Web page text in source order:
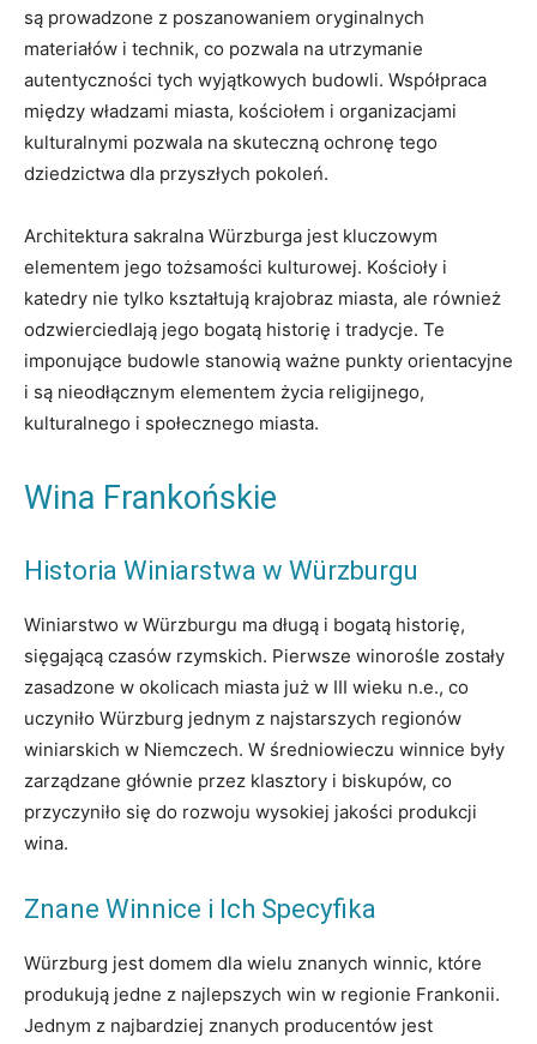
są prowadzone z poszanowaniem oryginalnych
materiałów i technik, co pozwala na utrzymanie
autentyczności tych wyjątkowych budowli. Współpraca
między władzami miasta, kościołem i organizacjami
kulturalnymi pozwala na skuteczną ochronę tego
dziedzictwa dla przyszłych pokoleń.
Architektura sakralna Würzburga jest kluczowym
elementem jego tożsamości kulturowej. Kościoły i
katedry nie tylko kształtują krajobraz miasta, ale również
odzwierciedlają jego bogatą historię i tradycje. Te
imponujące budowle stanowią ważne punkty orientacyjne
i są nieodłącznym elementem życia religijnego,
kulturalnego i społecznego miasta.
Wina Frankońskie
Historia Winiarstwa w Würzburgu
Winiarstwo w Würzburgu ma długą i bogatą historię,
sięgającą czasów rzymskich. Pierwsze winorośle zostały
zasadzone w okolicach miasta już w III wieku n.e., co
uczyniło Würzburg jednym z najstarszych regionów
winiarskich w Niemczech. W średniowieczu winnice były
zarządzane głównie przez klasztory i biskupów, co
przyczyniło się do rozwoju wysokiej jakości produkcji
wina.
Znane Winnice i Ich Specyfika
Würzburg jest domem dla wielu znanych winnic, które
produkują jedne z najlepszych win w regionie Frankonii.
Jednym z najbardziej znanych producentów jest